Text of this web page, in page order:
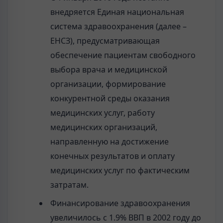
внедряется Единая национальная
система здравоохранения (далее –
ЕНСЗ), предусматривающая
обеспечение пациентам свободного
выбора врача и медицинской
организации, формирование
конкурентной среды оказания
медицинских услуг, работу
медицинских организаций,
направленную на достижение
конечных результатов и оплату
медицинских услуг по фактическим
затратам.
Финансирование здравоохранения
увеличилось с 1.9% ВВП в 2002 году до